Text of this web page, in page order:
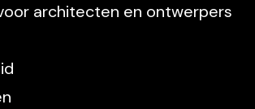
architecten en ontwerpers